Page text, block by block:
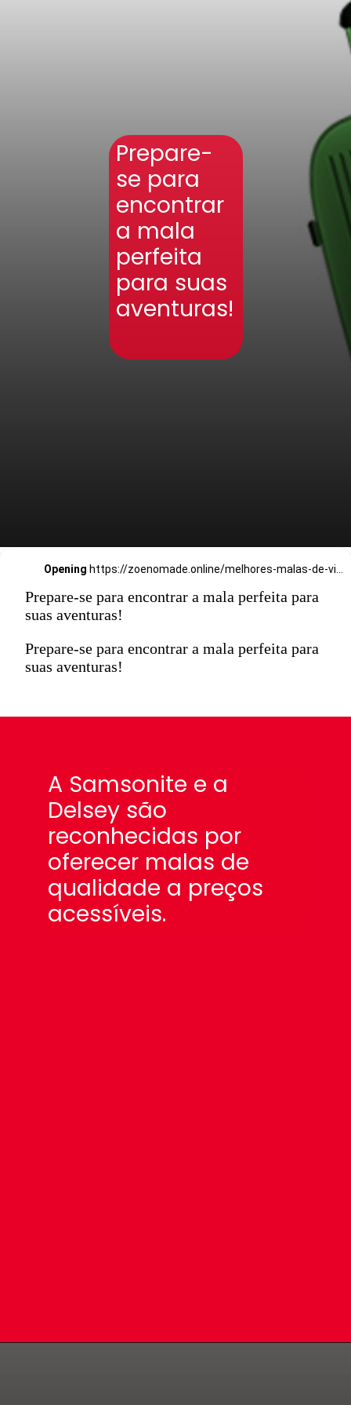
Prepare-
se para
encontrar
a mala
perfeita
para suas
aventuras!
Opening
Prepare-se para encontrar a mala perfeita para
suas aventuras!
Prepare-se para encontrar a mala perfeita para
suas aventuras!
A Samsonite e a
Delsey são
reconhecidas por
oferecer malas de
qualidade a preços
acessíveis.